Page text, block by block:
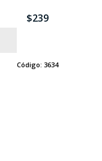
$239
Código:3634